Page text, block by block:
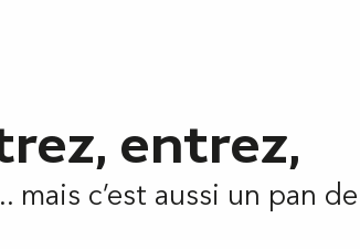
entrez,
mais c’est aussi un pan